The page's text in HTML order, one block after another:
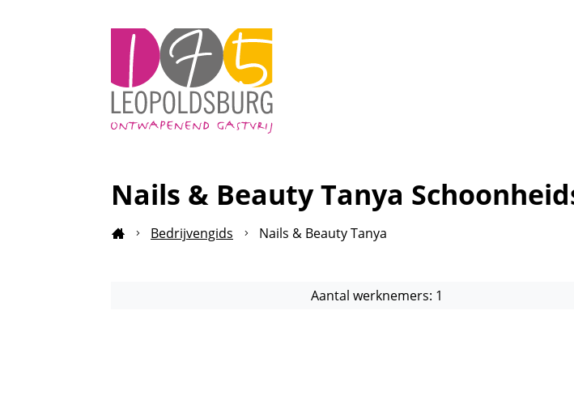
Leopoldsburg
onderneemt
Nails & Beauty Tanya
Bedrijvengids Nails & Beauty Tanya
Aantal werknemers: 1